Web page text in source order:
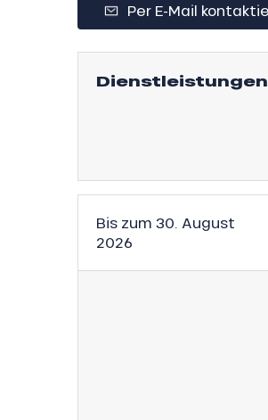
Per E-Mail
Dienstleistungen
Bis zum 30. August
2026